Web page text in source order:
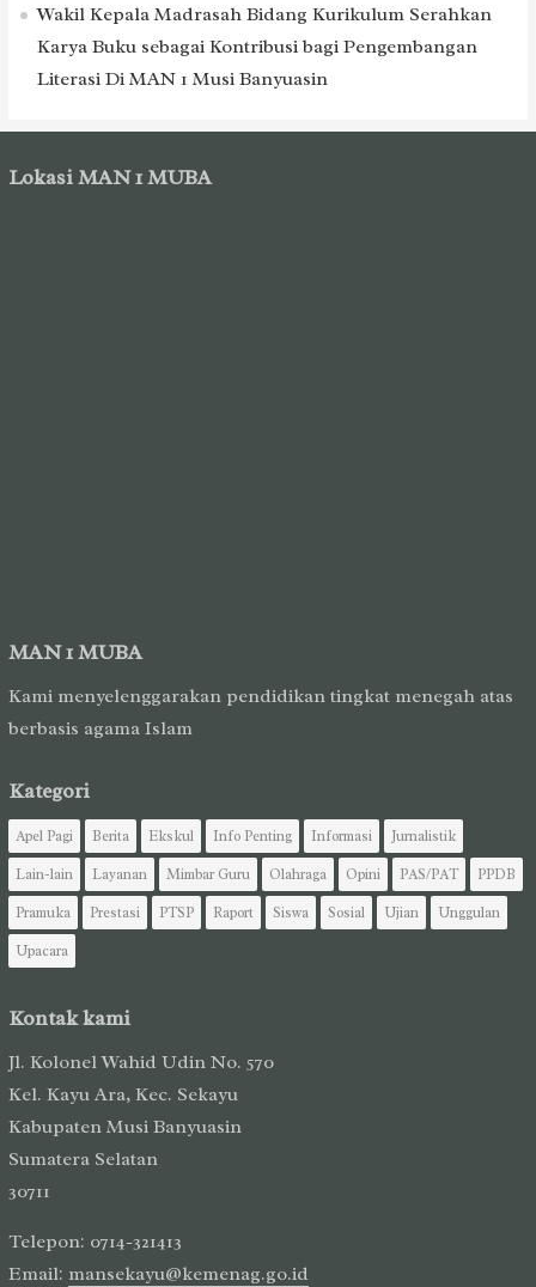
Wakil Kepala Madrasah Bidang Kurikulum Serahkan
Karya Buku sebagai Kontribusi bagi Pengembangan
Literasi Di MAN 1 Musi Banyuasin
Lokasi MAN 1 MUBA
MAN 1 MUBA
Kami menyelenggarakan pendidikan tingkat menegah atas
berbasis agama Islam
Kategori
Apel Pagi Berita Ekskul Info Penting Informasi
Jurnalistik
Lain-lain
Layanan Mimbar Guru Olahraga Opini PAS/PAT
PPDB
Pramuka
Prestasi PTSP Raport Siswa Sosial Ujian
Unggulan
Upacara
Kontak kami
Jl. Kolonel Wahid Udin No. 570
Kel. Kayu Ara, Kec. Sekayu
Kabupaten Musi Banyuasin
Sumatera Selatan
30711
Telepon: 0714-321413
Email: mansekayu@kemenag.go.id